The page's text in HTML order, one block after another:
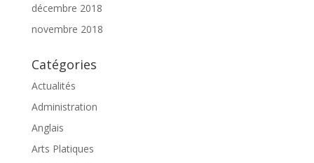
décembre 2018
novembre 2018
Catégories
Actualités
Administration
Anglais
Arts Platiques